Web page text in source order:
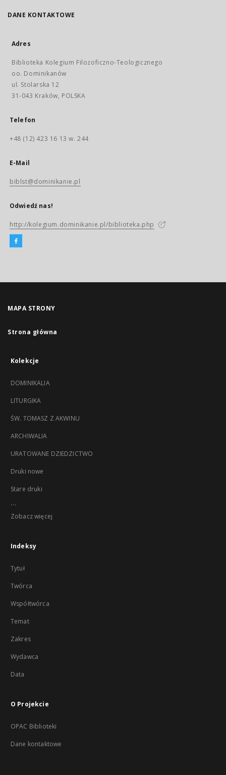
DANE KONTAKTOWE
Adres
Biblioteka Kolegium Filozoficzno-Teologicznego
oo. Dominikanów
ul. Stolarska 12
31-043 Kraków, POLSKA
Telefon
+48 (12) 423 16 13 w. 244
E-Mail
biblst@dominikanie.pl
Odwiedź nas!
http://kolegium.dominikanie.pl/biblioteka.php
MAPA STRONY
Strona główna
Kolekcje
DOMINIKALIA
LITURGIKA
ŚW. TOMASZ Z AKWINU
ARCHIWALIA
URATOWANE DZIEDZICTWO
Druki nowe
Stare druki
...
Zobacz więcej
Indeksy
Tytuł
Twórca
Współtwórca
Temat
Zakres
Wydawca
Data
O Projekcie
OPAC Biblioteki
Dane kontaktowe